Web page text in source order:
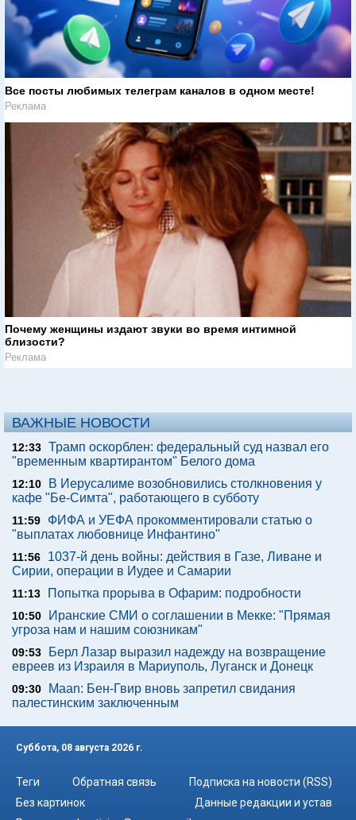
Все посты любимых телеграм каналов в одном месте!
Реклама
Почему женщины издают звуки во время интимной
близости?
Реклама
ВАЖНЫЕ НОВОСТИ
12:33 Трамп оскорблен: федеральный суд назвал его
"временным квартирантом" Белого дома
12:10
В Иерусалиме возобновились столкновения у
кафе "Бе-Симта", работающего в субботу
11:59
ФИФА и УЕФА прокомментировали статью о
"выплатах любовнице Инфантино"
11:56
1037-й день войны: действия в Газе, Ливане и
Сирии, операции в Иудее и Самарии
11:13 Попытка прорыва в Офарим: подробности
10:50
Иранские СМИ о соглашении в Мекке: "Прямая
угроза нам и нашим союзникам"
09:53
Берл Лазар выразил надежду на возвращение
евреев из Израиля в Мариуполь, Луганск и Донецк
09:30
Maan: Бен-Гвир вновь запретил свидания
палестинским заключенным
Суббота, 08 августа 2026 г.
Теги Обратная связь
Подписка на новости (RSS)
Без картинок
Данные редакции и устав